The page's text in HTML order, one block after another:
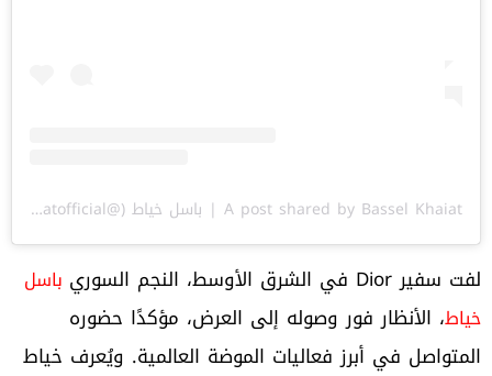
A post shared by Bassel Khaiat | باسل خياط (@basselkhaiatofficial)
لفت سفير Dior في الشرق الأوسط، النجم السوري
باسل
خياط، الأنظار فور وصوله إلى العرض، مؤكدًا حضوره
المتواصل في أبرز فعاليات الموضة العالمية. ويُعرف خياط